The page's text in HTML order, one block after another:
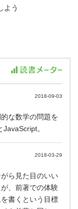
う
2018-09-03
な数学の問題を
。
2018-03-29
ら見た目のいい
、前著での体験
書くという目標